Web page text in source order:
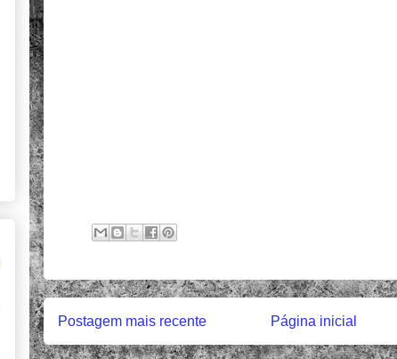
Postagem mais recente Página inicial